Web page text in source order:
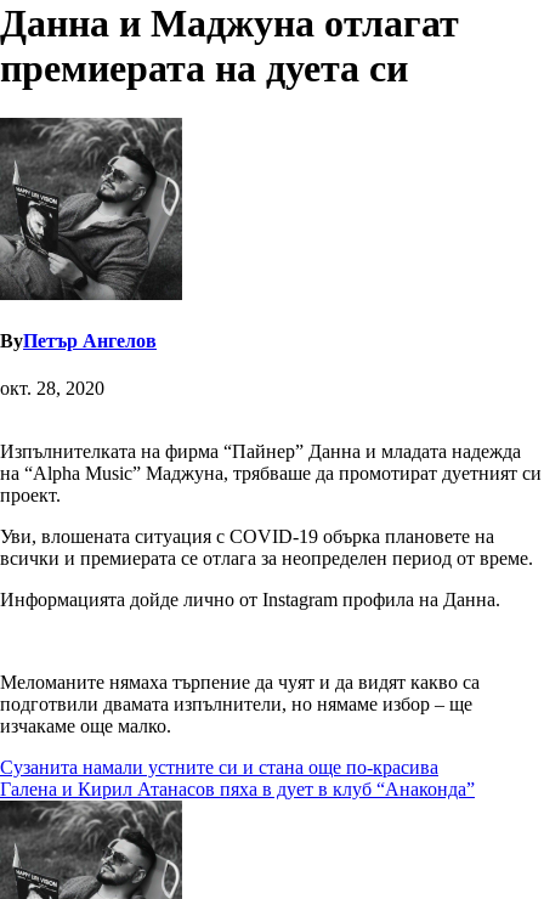
Данна и Маджуна отлагат
премиерата на дуета си
ByПетър Ангелов
окт. 28, 2020
Изпълнителката на фирма “Пайнер” Данна и младата надежда
на “Alpha Music” Маджуна, трябваше да промотират дуетният си
проект.
Уви, влошената ситуация с COVID-19 обърка плановете на
всички и премиерата се отлага за неопределен период от време.
Информацията дойде лично от Instagram профила на Данна.
Меломаните нямаха търпение да чуят и да видят какво са
подготвили двамата изпълнители, но нямаме избор – ще
изчакаме още малко.
Навигация
Сузанита намали устните си и стана още по-красива
Галена и Кирил Атанасов пяха в дует в клуб “Анаконда”